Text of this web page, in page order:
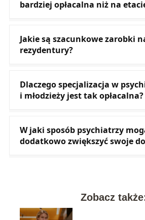
bardziej opłacalna niż na
Jakie są szacunkowe zarobki
rezydentury?
Dlaczego specjalizacja w
i młodzieży jest tak opłacalna?
W jaki sposób psychiatrzy
dodatkowo zwiększyć swoje
Zobacz